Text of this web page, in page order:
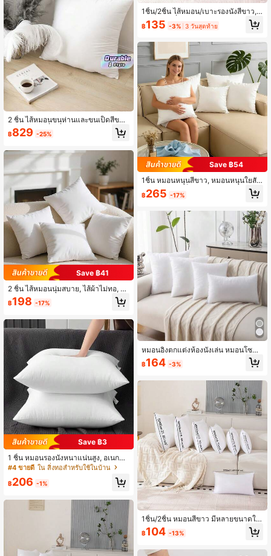
2 ชิ้น ไส้หมอนขนห่านและขนเป็ดสีขา
ว, ปลอกฝ้ายสี่เหลี่ยม, นุ่มฟูและนุ่ม, ซักไ
ด้, คืนตัวเร็ว, ปราศจากขุยและระบายอ
฿829 -25%
Save ฿41
2 ชิ้น ไส้หมอนนุ่มสบาย, ไส้ผ้าไม่ทอ, สี
ขาว, เหมาะสำหรับหมอนอิงตกแต่งบ้า
น, เบาะรองนั่งโซฟา, ไส้หมอนรองรับแล
ซฟาสุดหรู, ไส้หมอนกำมะหยี่สำหรับโซ
ฟา, เตียง, ห้องนอน, ของตกแต่งบ้าน
฿198 -17%
Save ฿3
1 ชิ้น หมอนรองนั่งหนาแน่นสูง, อเนกปร
ะสงค์สำหรับโซฟา เตียง รถยนต์ หลายฤ
#4 ขายดี ใน สิ่งทอสำหรับใช้ในบ้าน
฿206 -1%
1ชิ้น/2ชิ้น ไส้หมอน/เบาะรองนั่งสีขาว, ไ
ส้เบาะรองนั่งผ้าไม่ทอสไตล์ยุโรปสำหรับ
ฮาโลวีน/คริสต์มาส, ไส้เบาะรองหลังโซ
น, ห้อง, ห้องนอน, เบาะรถยนต์, ประสบก
ารณ์ที่สะดวกสบาย ตกแต่งเหมาะสำหรั
บทุกฤดูกาล
฿135 -3% 3 วันสุดท้าย
Save ฿54
1ชิ้น หมอนหนุนสีขาว, หมอนหนุนใยสังเ
คราะห์ขนาดเต็ม, เหมาะสำหรับเตียง, โ
ซฟา, ห้องนั่งเล่น, ห้องนอน, สำนักงาน,
นเตียง และหมอนรองในรถยนต์
฿265 -17%
หมอนอิงตกแต่งห้องนั่งเล่น หมอนโซฟา
ตกแต่งบ้าน ตกแต่งสมัยใหม่ อุปกรณ์เส
ริมโซฟา หมอนห้องรับแขก ตกแต่งบ้าน
ปลักษณ์มินิมอล ตกแต่งบ้าน
฿164 -3%
1ชิ้น/2ชิ้น หมอนสีขาว มีหลายขนาดให้
เลือก ไส้ใยสังเคราะห์นุ่มพิเศษ หมอนสีข
าวทรงสี่เหลี่ยม สไตล์มินิมอลและทันสมั
นั่งเล่น ห้องนอน ตกแต่งฮาโลวีน คริสต์
฿104 -13%